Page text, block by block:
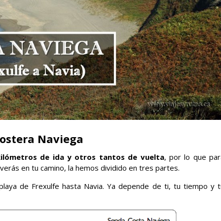
Naviega
de ida y otros tantos de vuelta, por lo que
en tu camino, la hemos dividido en tres partes.
de Frexulfe hasta Navia. Ya depende de ti, tu tiempo y